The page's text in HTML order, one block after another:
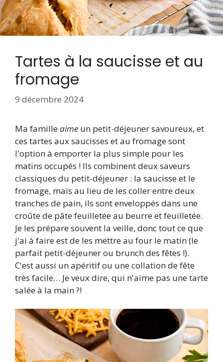
Tartes à la saucisse et au
fromage
9 décembre 2024
Ma familleaime un petit-déjeuner savoureux, et
ces tartes aux saucisses et au fromage sont
l'option à emporter la plus simple pour les
matins occupés ! Ils combinent deux saveurs
classiques du petit-déjeuner : la saucisse et le
fromage, mais au lieu de les coller entre deux
tranches de pain, ils sont enveloppés dans une
croûte de pâte feuilletée au beurre et feuilletée.
Je les prépare souvent la veille, donc tout ce que
j'ai à faire est de les mettre au four le matin (le
parfait petit-déjeuner ou brunch des fêtes !).
C'est aussi un apéritif ou une collation de fête
très facile… Je veux dire, qui n'aime pas une tarte
salée à la main ?!